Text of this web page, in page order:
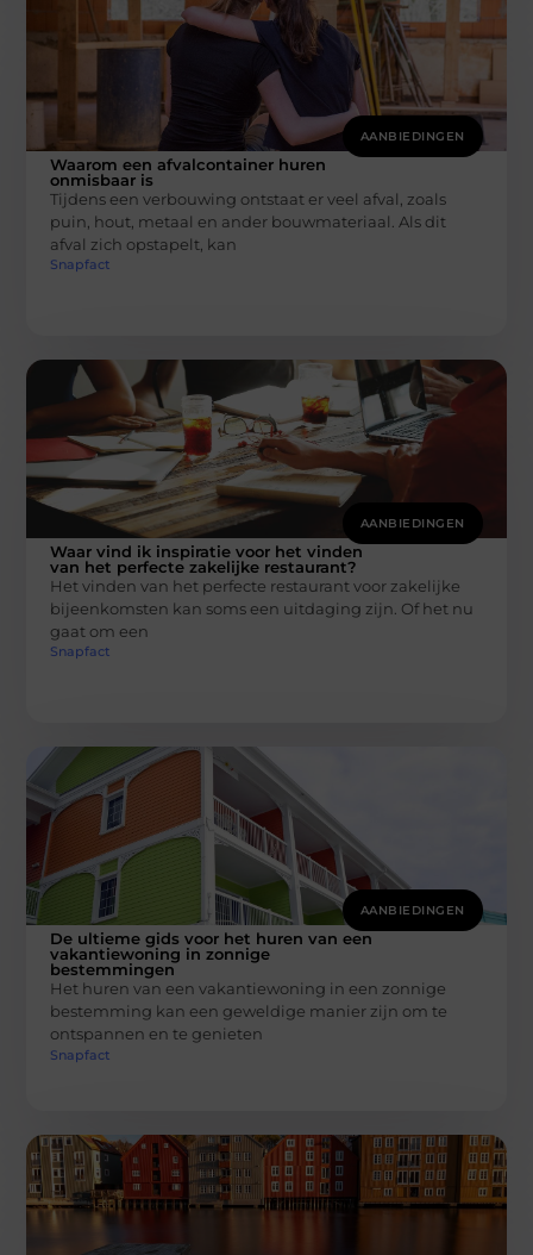
AANBIEDINGEN
Waarom een afvalcontainer huren
onmisbaar is
Tijdens een verbouwing ontstaat er veel afval, zoals
puin, hout, metaal en ander bouwmateriaal. Als dit
afval zich opstapelt, kan
Snapfact
AANBIEDINGEN
Waar vind ik inspiratie voor het vinden
van het perfecte zakelijke restaurant?
Het vinden van het perfecte restaurant voor zakelijke
bijeenkomsten kan soms een uitdaging zijn. Of het nu
gaat om een
Snapfact
AANBIEDINGEN
De ultieme gids voor het huren van een
vakantiewoning in zonnige
bestemmingen
Het huren van een vakantiewoning in een zonnige
bestemming kan een geweldige manier zijn om te
ontspannen en te genieten
Snapfact